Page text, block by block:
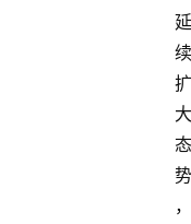
延
续
扩
大
态
势
，